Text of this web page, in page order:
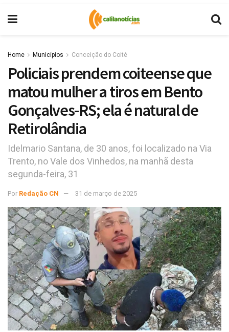
Home Municípios Conceição do Coité
Policiais prendem coiteense que
matou mulher a tiros em Bento
Gonçalves-RS; ela é natural de
Retirolândia
Idelmario Santana, de 30 anos, foi localizado na Via
Trento, no Vale dos Vinhedos, na manhã desta
segunda-feira, 31
Por Redação CN 31 de março de 2025